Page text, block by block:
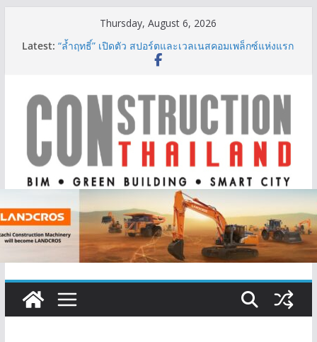
Thursday, August 6, 2026
Latest: “ล้ำฤทธิ์” เปิดตัว สปอร์ตและเวลเนสคอมเพล็กซ์แห่งแรก
ของไทย รับเมกะเทรนด์ Wellness Economy
IHG Hotels & Resorts เปิดตัว ฮอลิเดย์ อินน์ เอ็กซ์เพรส
อ่าวนางแห่งแรกในกระบี่
ผู้เชี่ยวชาญด้านวิศวกรรมโครงสร้างเสนอแผนปฏิรูป
มาตรฐานตั้งแต่การออกแบบถึงการตรวจสอบอาคารไทย
รับมือแผ่นดินไหว
การเดินทางที่สะดวกยิ่งขึ้น ภายใต้แนวคิด “More of
What You Love”